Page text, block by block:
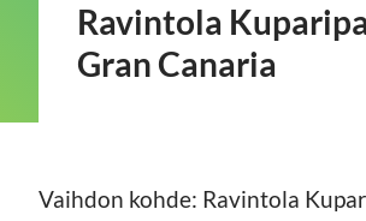
Ravintola
Gran Canaria
Vaihdon kohde: Ravintola